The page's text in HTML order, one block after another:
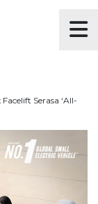
Serasa ‘All-